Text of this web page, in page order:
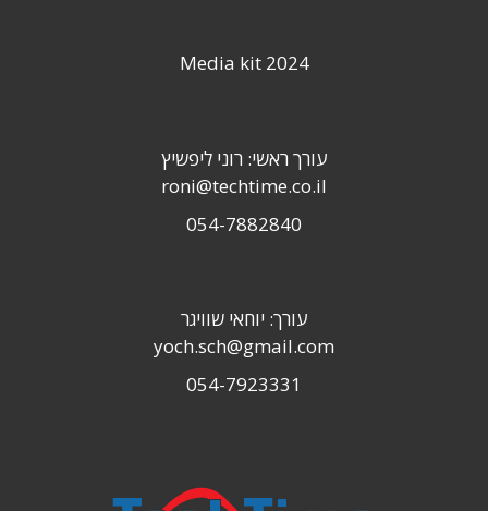
Media kit 2024
עורך ראשי: רוני ליפשיץ
roni@techtime.co.il
054-7882840
עורך: יוחאי שוויגר
yoch.sch@gmail.com
054-7923331